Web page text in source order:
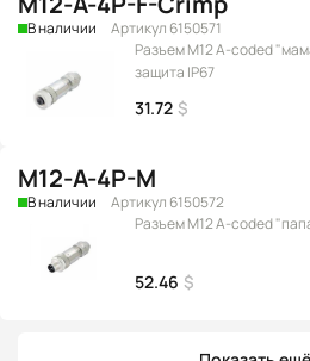
В наличии
Артикул 6150571
Разъем M12 A-coded
защита IP67
31.72 $
M12-A-4P-M
В наличии
Артикул 6150572
Разъем M12 A-coded
52.46 $